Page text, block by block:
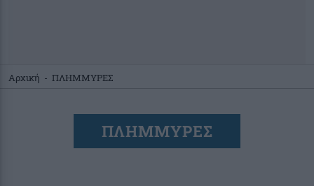
Αρχική - ΠΛΗΜΜΥΡΕΣ
ΠΛΗΜΜΥΡΕΣ